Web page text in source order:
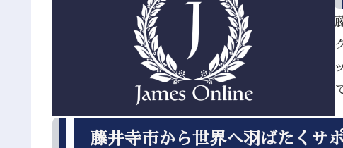
藤井寺市から世界へ羽ばたくサ